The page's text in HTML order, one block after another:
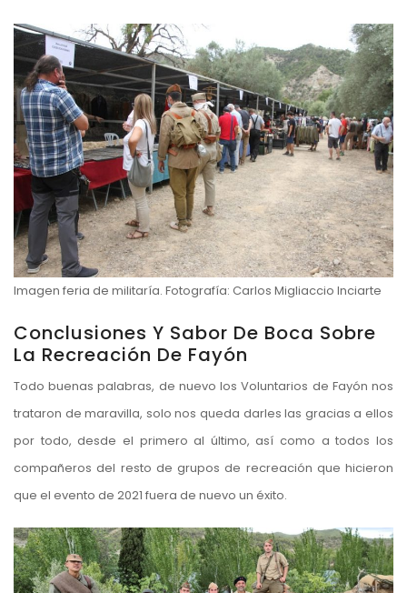
Imagen feria de militaría. Fotografía: Carlos Migliaccio Inciarte
Conclusiones Y Sabor De Boca Sobre
La Recreación De Fayón
Todo buenas palabras, de nuevo los Voluntarios de Fayón nos
trataron de maravilla, solo nos queda darles las gracias a ellos
por todo, desde el primero al último, así como a todos los
compañeros del resto de grupos de recreación que hicieron
que el evento de 2021 fuera de nuevo un éxito.